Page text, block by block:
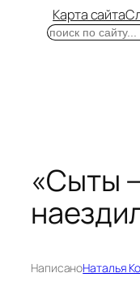
Карта сайта
Поиск
«Сыты
НаписаноНаталья